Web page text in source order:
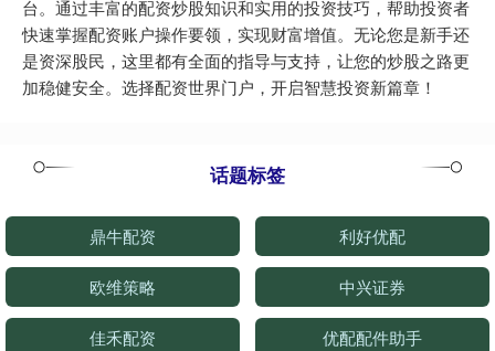
台。通过丰富的配资炒股知识和实用的投资技巧，帮助投资者
快速掌握配资账户操作要领，实现财富增值。无论您是新手还
是资深股民，这里都有全面的指导与支持，让您的炒股之路更
加稳健安全。选择配资世界门户，开启智慧投资新篇章！
话题标签
鼎牛配资 利好优配
欧维策略 中兴证券
佳禾配资 优配配件助手